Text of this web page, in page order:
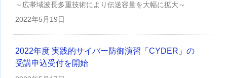
～広帯域波長多重技術により伝送容量を大幅に拡大～
2022年5月19日
2022年度 実践的サイバー防御演習「CYDER」の
受講申込受付を開始